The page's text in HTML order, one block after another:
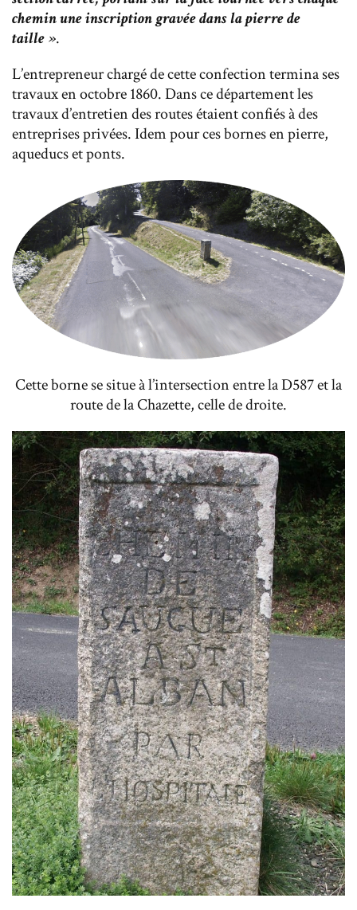
chemin une inscription gravée dans la pierre de
taille ».
L’entrepreneur chargé de cette confection termina ses
travaux en octobre 1860. Dans ce département les
travaux d’entretien des routes étaient confiés à des
entreprises privées. Idem pour ces bornes en pierre,
aqueducs et ponts.
Cette borne se situe à l’intersection entre la D587 et la
route de la Chazette, celle de droite.